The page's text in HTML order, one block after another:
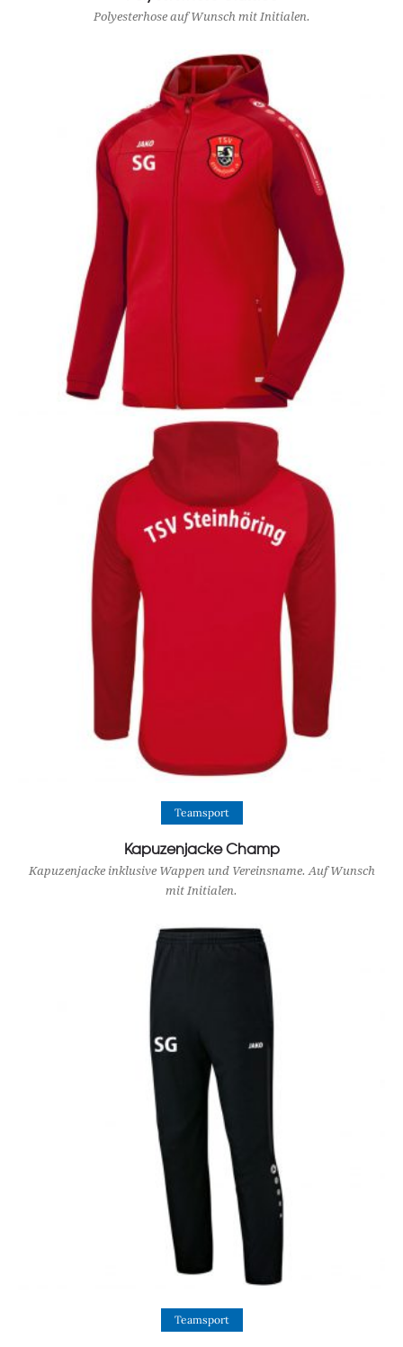
Polyesterhose auf Wunsch mit Initialen.
View Product
Teamsport
Kapuzenjacke Champ
Kapuzenjacke inklusive Wappen und Vereinsname. Auf Wunsch
mit Initialen.
View Product
Teamsport